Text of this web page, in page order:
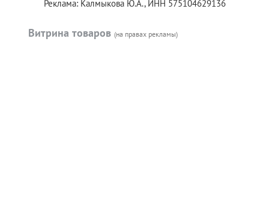
Реклама: Калмыкова Ю.А., ИНН 575104629136
Витрина товаров (на правах рекламы)